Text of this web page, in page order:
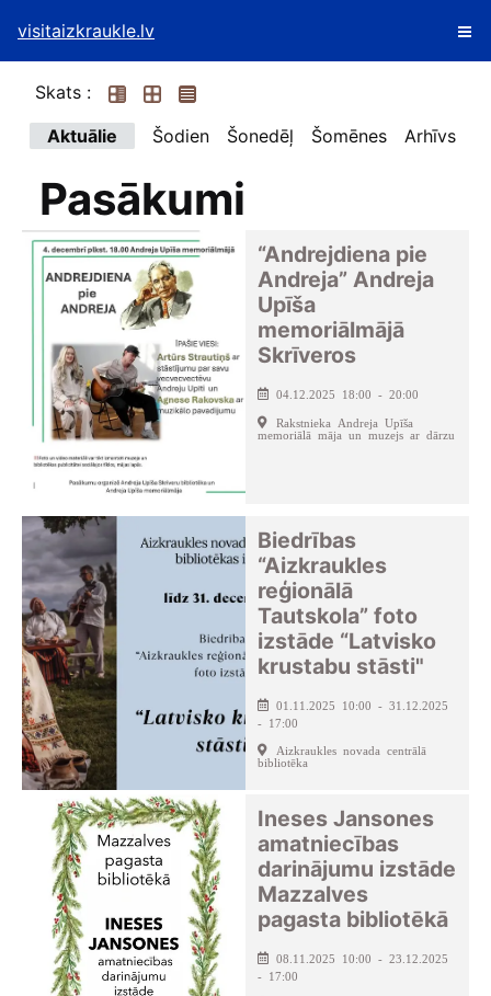
visitaizkraukle.lv
Skats :
Aktuālie
Šodien Šonedēļ Šomēnes Arhīvs
Pasākumi
“Andrejdiena pie
Andreja” Andreja
Upīša
memoriālmājā
Skrīveros
04.12.2025 18:00 - 20:00
Rakstnieka Andreja Upīša
memoriālā māja un muzejs ar dārzu
Biedrības
“Aizkraukles
reģionālā
Tautskola” foto
izstāde “Latvisko
krustabu stāsti"
01.11.2025 10:00 - 31.12.2025
- 17:00
Aizkraukles novada centrālā
bibliotēka
Ineses Jansones
amatniecības
darinājumu izstāde
Mazzalves
pagasta bibliotēkā
08.11.2025 10:00 - 23.12.2025
- 17:00